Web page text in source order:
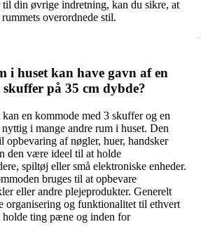
til din øvrige indretning, kan du sikre, at
overordnede stil.
i huset kan have gavn af en
på 35 cm dybde?
en kommode med 3 skuffer og en
i mange andre rum i huset. Den
opbevaring af nøgler, huer, handsker
den være ideel til at holde
spiltøj eller små elektroniske enheder.
bruges til at opbevare
eller andre plejeprodukter. Generelt
organisering og funktionalitet til ethvert
ting pæne og inden for